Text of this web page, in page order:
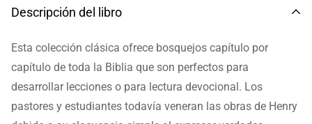
Descripción del libro
Esta colección clásica ofrece bosquejos capítulo por
capítulo de toda la Biblia que son perfectos para
desarrollar lecciones o para lectura devocional. Los
pastores y estudiantes todavía veneran las obras de Henry